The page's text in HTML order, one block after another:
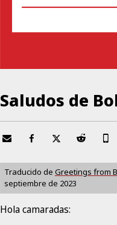
Saludos de
Traducido de Greetings from
septiembre de 2023
Hola camaradas: